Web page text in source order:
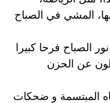
المشي في الصباح
الصباح فرحا كبيرا
عن الحزن
المبتسمة و ضحكات